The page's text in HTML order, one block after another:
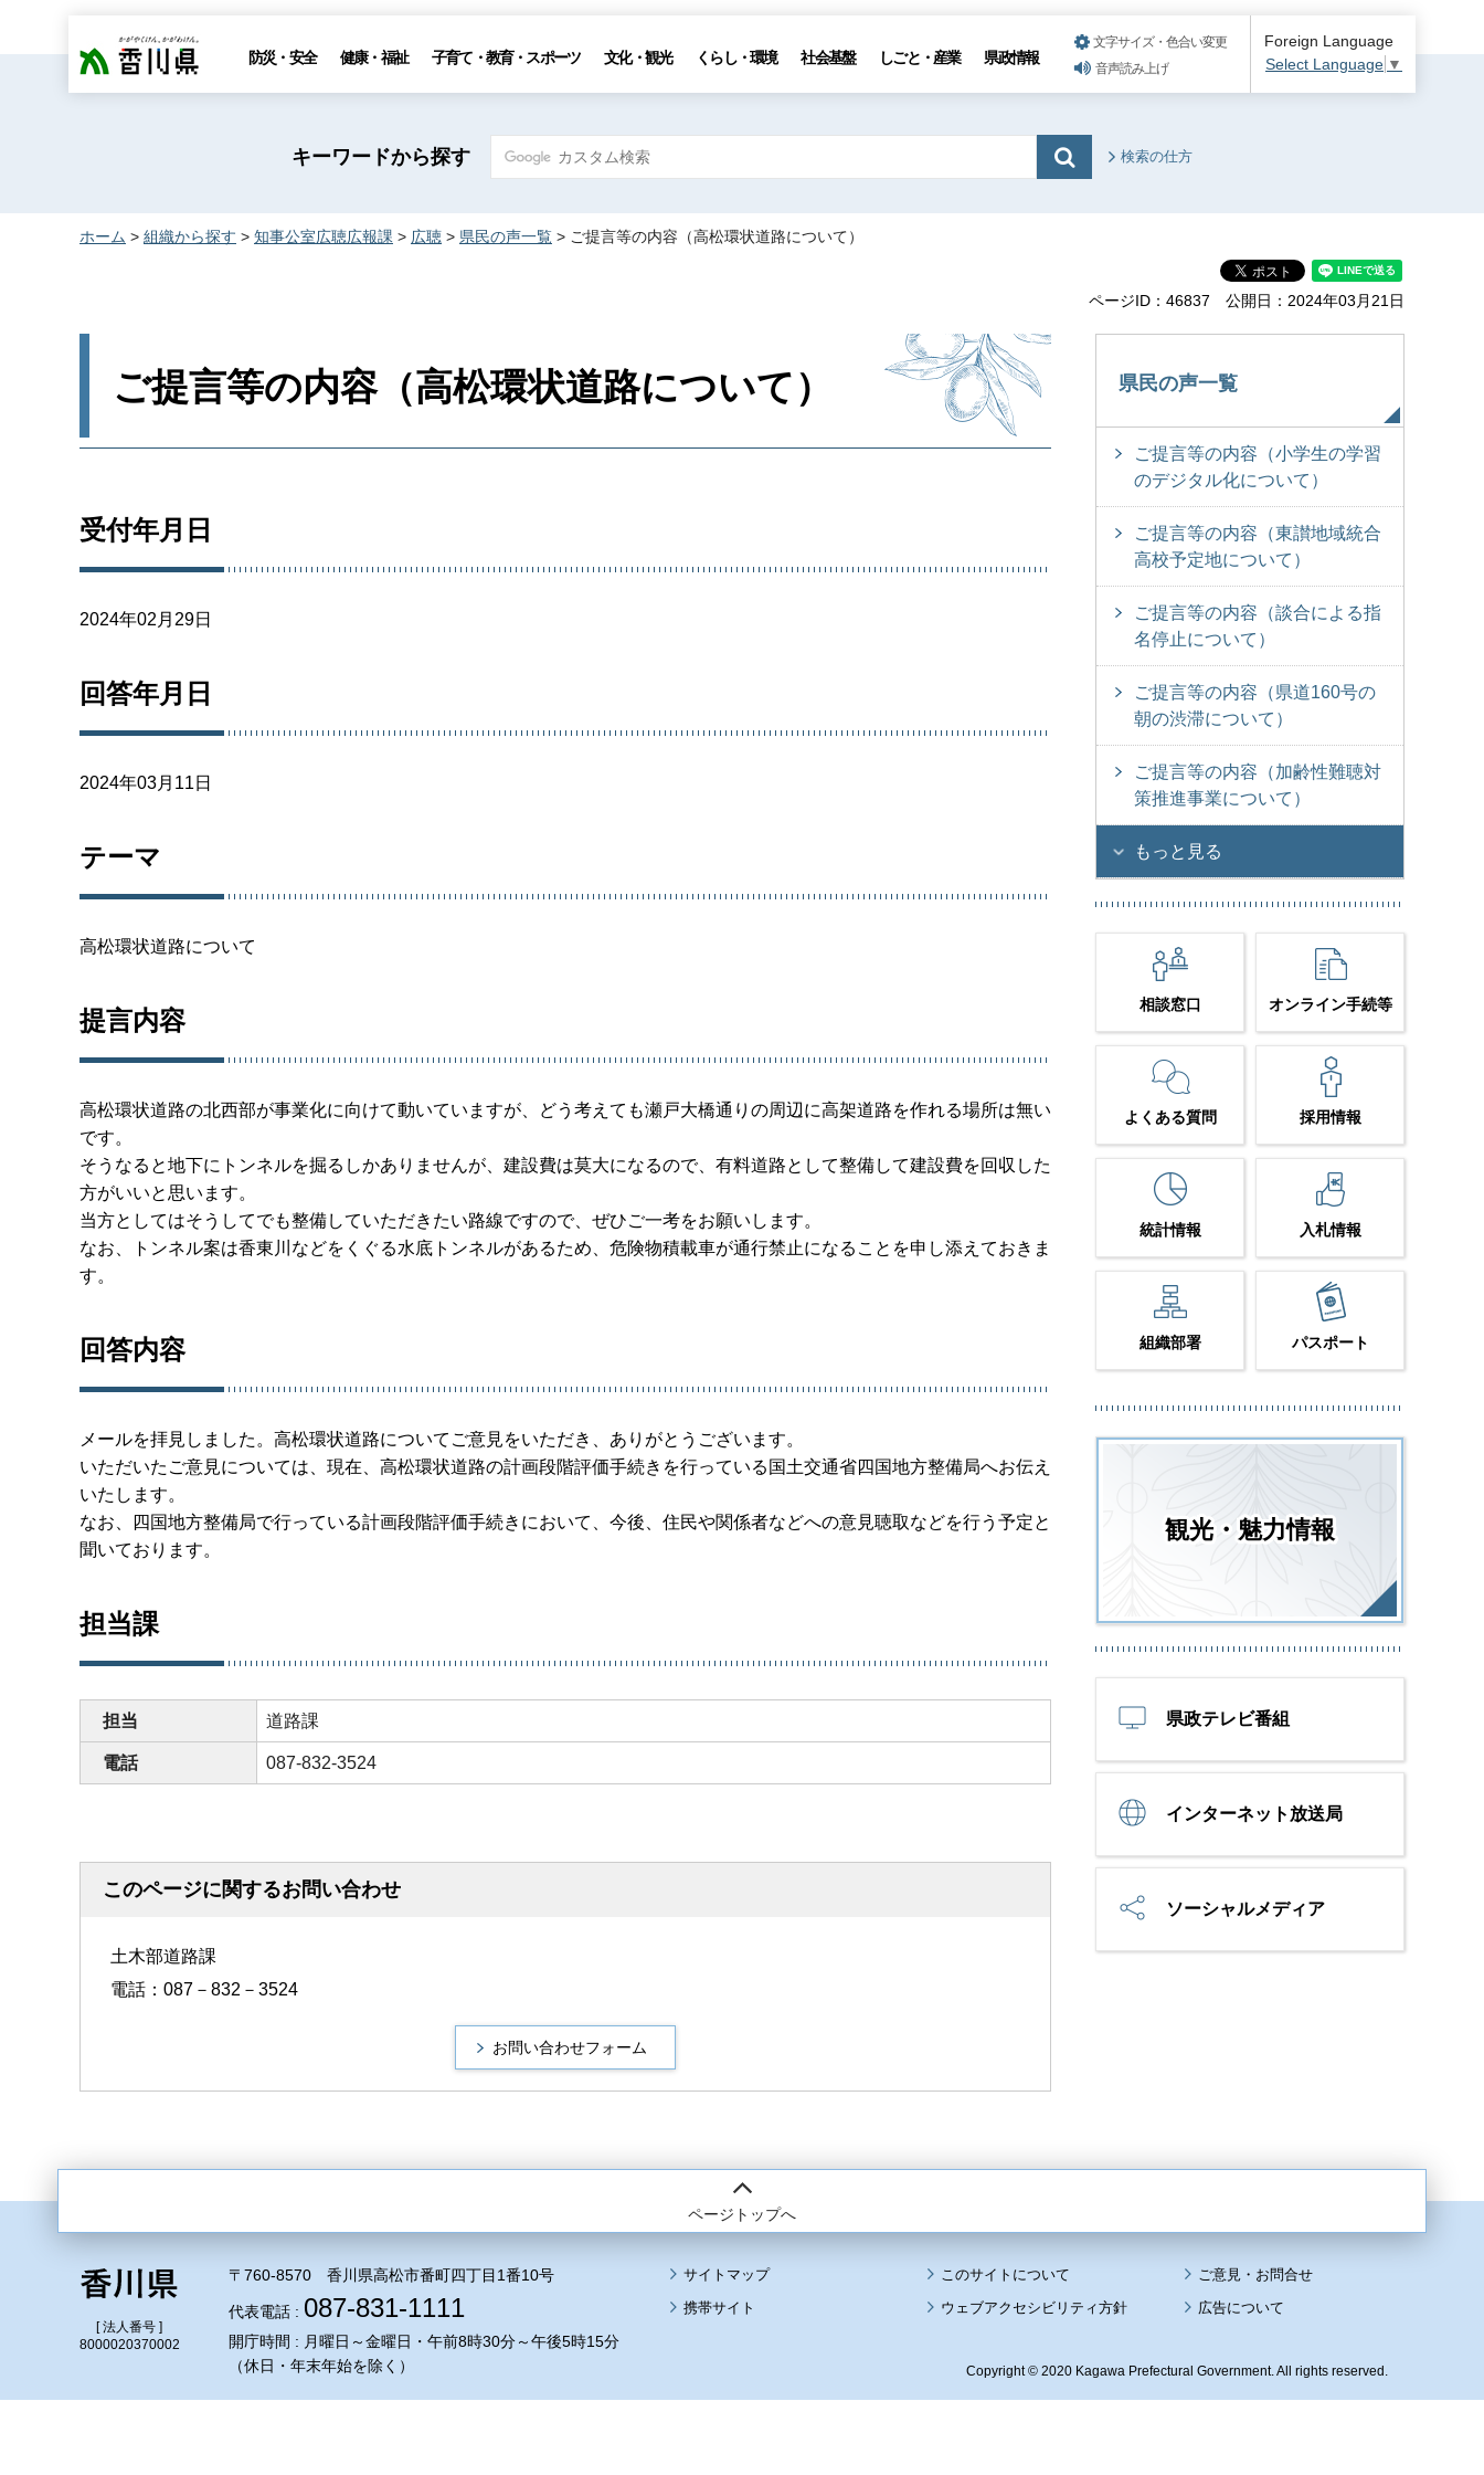
香川県 防災・安全 健康・福祉 子育て・教育・スポーツ 文化・観光 くらし・環境 社会基盤 しごと・産業 県政情報
文字サイズ・色合い変更
音声読み上げ
Foreign Language
Select Language ▼
キーワードから探す 検索の仕方
ホーム > 組織から探す > 知事公室広聴広報課 > 広聴 > 県民の声一覧 > ご提言等の内容（高松環状道路について）
ページID：46837 公開日：2024年03月21日
ご提言等の内容（高松環状道路について）
受付年月日
2024年02月29日
回答年月日
2024年03月11日
テーマ
高松環状道路について
提言内容
高松環状道路の北西部が事業化に向けて動いていますが、どう考えても瀬戸大橋通りの周辺に高架道路を作れる場所は無い
です。
そうなると地下にトンネルを掘るしかありませんが、建設費は莫大になるので、有料道路として整備して建設費を回収した
方がいいと思います。
当方としてはそうしてでも整備していただきたい路線ですので、ぜひご一考をお願いします。
なお、トンネル案は香東川などをくぐる水底トンネルがあるため、危険物積載車が通行禁止になることを申し添えておきま
す。
回答内容
メールを拝見しました。高松環状道路についてご意見をいただき、ありがとうございます。
いただいたご意見については、現在、高松環状道路の計画段階評価手続きを行っている国土交通省四国地方整備局へお伝え
いたします。
なお、四国地方整備局で行っている計画段階評価手続きにおいて、今後、住民や関係者などへの意見聴取などを行う予定と
聞いております。
担当課
担当 道路課
電話 087-832-3524
このページに関するお問い合わせ
土木部道路課
電話：087－832－3524
県民の声一覧
ご提言等の内容（小学生の学習
のデジタル化について）
ご提言等の内容（東讃地域統合
高校予定地について）
ご提言等の内容（談合による指
名停止について）
ご提言等の内容（県道160号の
朝の渋滞について）
ご提言等の内容（加齢性難聴対
策推進事業について）
もっと見る
相談窓口 オンライン手続等
よくある質問 採用情報
統計情報 入札情報
組織部署 パスポート
観光・魅力情報
県政テレビ番組
インターネット放送局
ソーシャルメディア
ページトップへ
[ 法人番号 ]
8000020370002
〒760-8570 香川県高松市番町四丁目1番10号
代表電話 : 087-831-1111
開庁時間 : 月曜日～金曜日・午前8時30分～午後5時15分
（休日・年末年始を除く）
サイトマップ
このサイトについて
携帯サイト
ウェブアクセシビリティ方針 広告について
Copyright © 2020 Kagawa Prefectural Government. All rights reserved.